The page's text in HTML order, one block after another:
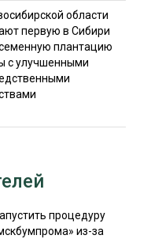
области
первую в Сибири
плантацию
с улучшенными
процедуру
из-за